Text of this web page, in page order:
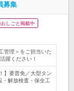
募集
しごと掲載中
管理＞をご担当いた
躍ください！
】要普免／大型タン
・解放検査・保全工